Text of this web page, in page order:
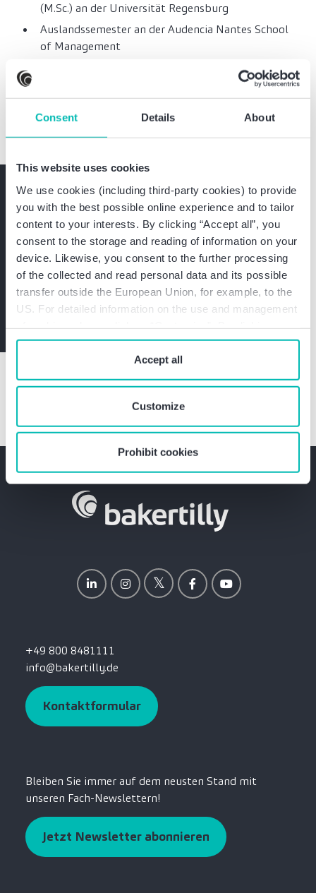
Consent Details About
This website uses cookies
We use cookies (including third-party cookies) to provide
you with the best possible online experience and to tailor
content to your interests. By clicking “Accept all”, you
consent to the storage and reading of information on your
device. Likewise, you consent to the further processing
of the collected and read personal data and its possible
transfer outside the European Union, for example, to the
US. For detailed information on the use and management
“Prohibit cookies” you reject the use of cookies that
require your consent. You give consent to cookies and
ourprivacy policywhen you use our website.
Accept all
Customize
Prohibit cookies
(M.Sc.) an der Universität Regensburg
Auslandssemester an der Audencia Nantes School
of Management
Studium der Betriebswirtschaftslehre (B.Sc.) an
der WFI Ingolstadt School of Management
Haben Sie Fragen? Sprechen
Sie mich unverbindlich an.
Jetzt mit Julia Steingräber, M.Sc. Kontakt
aufnehmen
Kontakt aufnehmen
+49 800 8481111
info@bakertilly.de
Kontaktformular
Bleiben Sie immer auf dem neusten Stand mit
unseren Fach-Newslettern!
Jetzt Newsletter abonnieren